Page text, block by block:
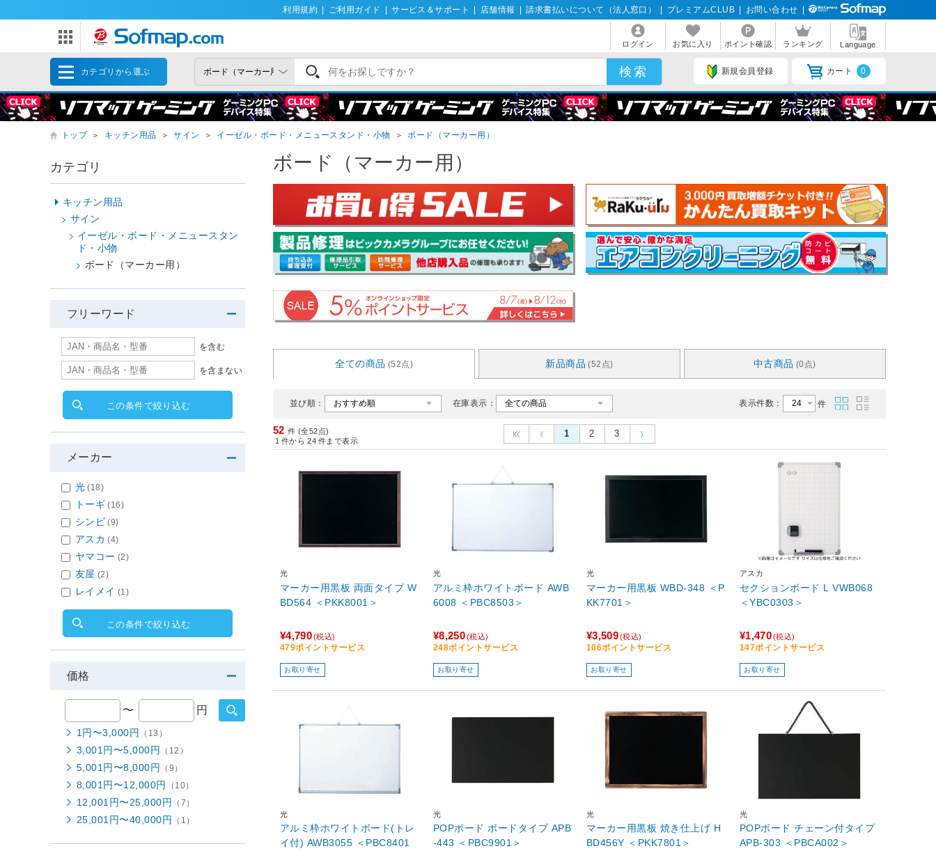
利用規約 ご利用ガイド サービス＆サポート 店舗情報 請求書払いについて（法人窓口） プレミアムCLUB お問い合わせ
ログイン お気に入り ポイント確認 ランキング Language
カテゴリから選ぶ 新規会員登録 カート 0
トップ ＞ キッチン用品 ＞ サイン ＞ イーゼル・ボード・メニュースタンド・小物 ＞ ボード（マーカー用）
ボード（マーカー用）
全ての商品 (52点) 新品商品 (52点) 中古商品 (0点)
並び順： 在庫表示： 表示件数： 件
52 件 (全52点)
1 件から 24 件まで表示
1 2 3
光
マーカー用黒板 両面タイプ W
BD564 ＜PKK8001＞
¥4,790(税込)
479ポイントサービス
お取り寄せ
光
アルミ枠ホワイトボード AWB
6008 ＜PBC8503＞
¥8,250(税込)
248ポイントサービス
お取り寄せ
光
マーカー用黒板 WBD-348 ＜P
KK7701＞
¥3,509(税込)
106ポイントサービス
お取り寄せ
アスカ
セクションボード L VWB068
＜YBC0303＞
¥1,470(税込)
147ポイントサービス
お取り寄せ
光
アルミ枠ホワイトボード(トレ
イ付) AWB3055 ＜PBC8401
光
POPボード ボードタイプ APB
-443 ＜PBC9901＞
光
マーカー用黒板 焼き仕上げ H
BD456Y ＜PKK7801＞
光
POPボード チェーン付タイプ
APB-303 ＜PBCA002＞
カテゴリ
キッチン用品
サイン
イーゼル・ボード・メニュースタン
ド・小物
ボード（マーカー用）
フリーワード
を含む
を含まない
この条件で絞り込む
メーカー
光 (18)
トーギ (16)
シンビ (9)
アスカ (4)
ヤマコー (2)
友屋 (2)
レイメイ (1)
この条件で絞り込む
価格
〜 円
1円〜3,000円 （13）
3,001円〜5,000円 （12）
5,001円〜8,000円 （9）
8,001円〜12,000円 （10）
12,001円〜25,000円 （7）
25,001円〜40,000円 （1）